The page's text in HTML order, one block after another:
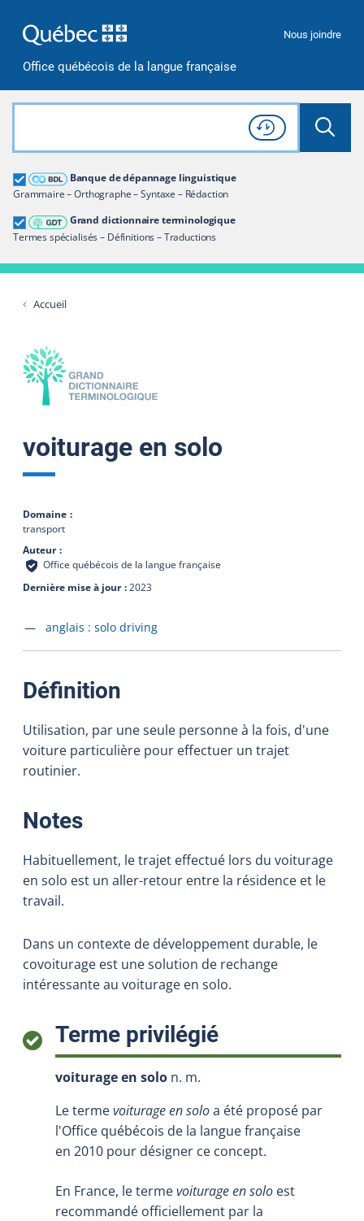
Office québécois de la langue française
Nous joindre
Rechercher dans tout le site
Lancer
Consulter l'
Historique
de recherche
Banque de dépannage linguistique
Grammaire – Orthographe – Syntaxe – Rédaction
Grand dictionnaire terminologique
Termes spécialisés – Définitions – Traductions
Grand dictionnaire terminologique
Restreindre aux termes
Accueil
voiturage en solo
Domaine
transport
Auteur
Office québécois de la langue française
Dernière mise à jour 2023
Accéder à la fiche en
anglais : solo driving
Définition
Utilisation, par une seule personne à la fois, d'une
voiture particulière pour effectuer un trajet
routinier.
Notes:
Habituellement, le trajet effectué lors du voiturage
en solo est un aller-retour entre la résidence et le
travail.
Dans un contexte de développement durable, le
covoiturage est une solution de rechange
intéressante au voiturage en solo.
Terme privilégié:
voiturage en solo n. m.
Le termevoiturage en soloa été proposé par
l'Office québécois de la langue française
en 2010 pour désigner ce concept.
En France, le termevoiturage en solo est
recommandé officiellement par la